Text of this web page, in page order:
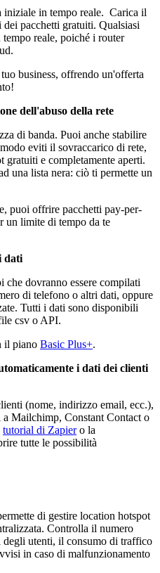
iniziale in tempo reale. Carica il
pacchetti gratuiti. Qualsiasi
reale, poiché i router
business, offrendo un'offerta
dell'abuso della rete
di banda. Puoi anche stabilire
eviti il sovraccarico di rete,
gratuiti e completamente aperti.
una lista nera: ciò ti permette un
puoi offrire pacchetti pay-per-
un limite di tempo da te
dati
che dovranno essere compilati
di telefono o altri dati, oppure
Tutti i dati sono disponibili
csv o API.
il piano Basic Plus+.
i dati dei clienti
(nome, indirizzo email, ecc.),
Mailchimp, Constant Contact o
tutorial di Zapiero la
tutte le possibilità
di gestire location hotspot
Controlla il numero
degli utenti, il consumo di traffico
in caso di malfunzionamento